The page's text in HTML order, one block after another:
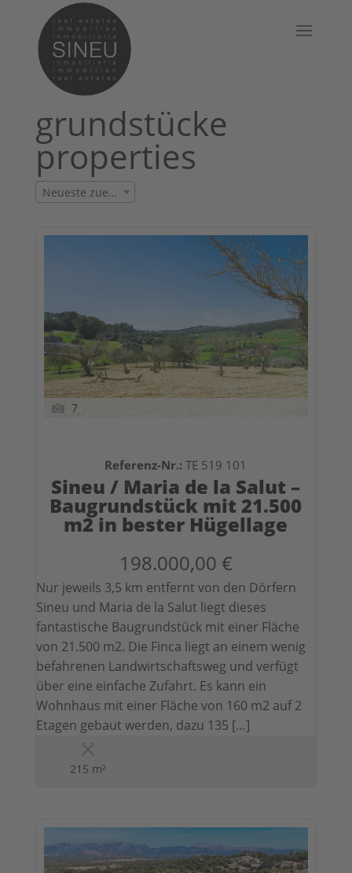
grundstücke
properties
Neueste zuerst
7
Referenz-Nr.: TE 519 101
Sineu / Maria de la Salut –
Baugrundstück mit 21.500
m2 in bester Hügellage
198.000,00 €
Nur jeweils 3,5 km entfernt von den Dörfern
Sineu und Maria de la Salut liegt dieses
fantastische Baugrundstück mit einer Fläche
von 21.500 m2. Die Finca liegt an einem wenig
befahrenen Landwirtschaftsweg und verfügt
über eine einfache Zufahrt. Es kann ein
Wohnhaus mit einer Fläche von 160 m2 auf 2
Etagen gebaut werden, dazu 135 […]
215 m²